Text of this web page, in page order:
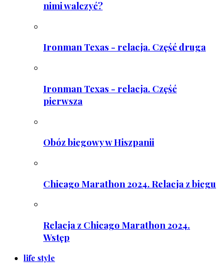
nimi walczyć?
Ironman Texas - relacja. Część druga
Ironman Texas - relacja. Część
pierwsza
Obóz biegowy w Hiszpanii
Chicago Marathon 2024. Relacja z biegu
Relacja z Chicago Marathon 2024.
Wstęp
life style